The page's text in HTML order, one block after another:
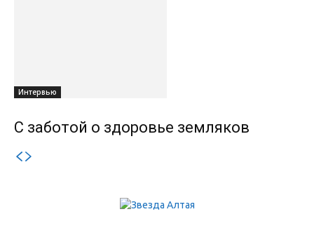
Интервью
С заботой о здоровье земляков